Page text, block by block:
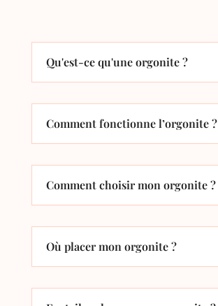
Qu'est-ce qu'une orgonite ?
Comment fonctionne l’orgonite ?
Comment choisir mon orgonite ?
Où placer mon orgonite ?